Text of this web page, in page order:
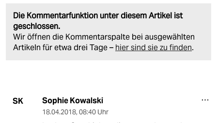
Die Kommentarfunktion unter diesem Artikel ist
geschlossen.
Wir öffnen die Kommentarspalte bei ausgewählten
Artikeln für etwa drei Tage – hier sind sie zu finden.
SK Sophie Kowalski
18.04.2018, 08:40 Uhr